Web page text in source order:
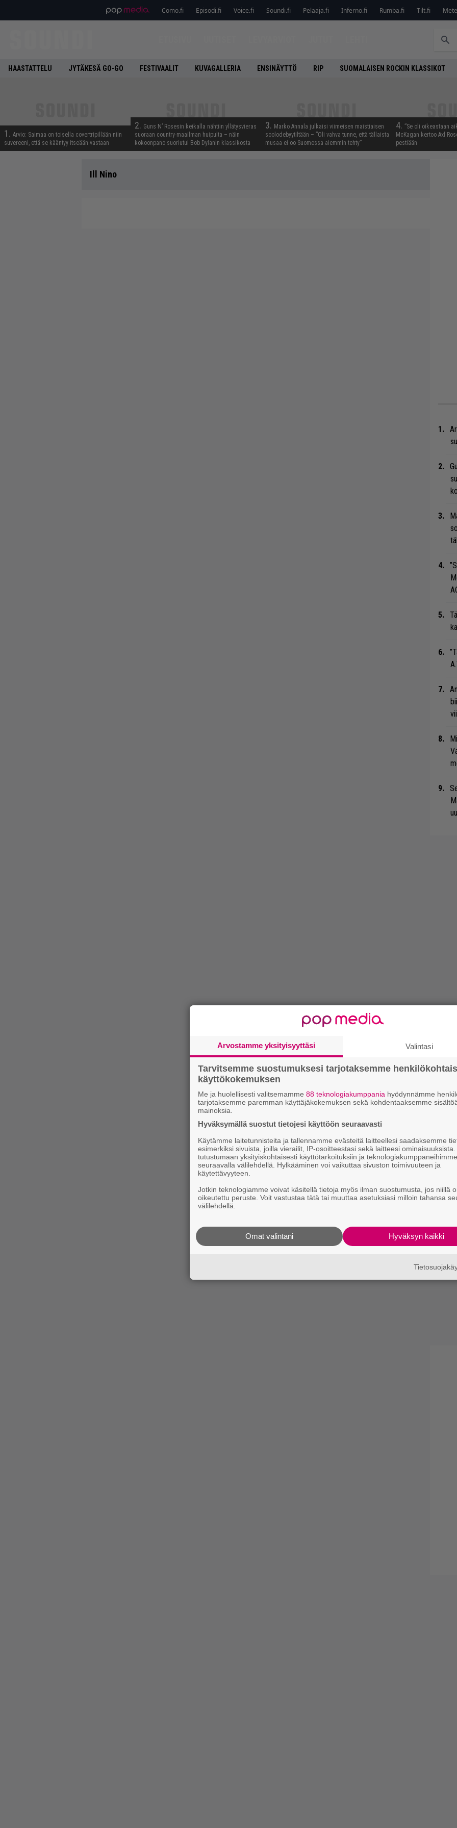
Como.fi Episodi.fi Voice.fi Soundi.fi Pelaaja.fi Inferno.fi Rumba.fi Tilt.fi
HAASTATTELU JYTÄKESÄ GO-GO FESTIVAALIT KUVAGALLERIA ENSINÄYTTÖ RIP SUOMALAISEN ROCKIN KLASSIKOT
1. Arvio: Saimaa on toisella covertripillään niin
suvereeni, että se kääntyy itseään vastaan
2. Guns N’ Rosesin keikalla nähtiin yllätysvieras
suoraan country-maailman huipulta – näin
kokoonpano suoriutui Bob Dylanin klassikosta
3. Marko Annala julkaisi viimeisen maistiaisen
soolodebyytiltään – ”Oli vahva tunne, että tällaista
musaa ei oo Suomessa aiemmin tehty”
4. ”Se oli oikeastaan
McKagan kertoo Axl
pestiään
Ill Nino
Arvostamme yksityisyyttäsi Valintasi
Tarvitsemme suostumuksesi tarjotaksemme
käyttökokemuksen
Me ja huolellisesti valitsemamme 88 teknologiakumppania hyödynnämme
tarjotaksemme paremman käyttäjäkokemuksen sekä kohdentaaksemme
mainoksia.
Hyväksymällä suostut tietojesi käyttöön seuraavasti
Käytämme laitetunnisteita ja tallennamme evästeitä laitteellesi saadaksemme
esimerkiksi sivuista, joilla vierailit, IP-osoitteestasi sekä laitteesi
tutustumaan yksityiskohtaisesti käyttötarkoituksiin ja teknologiakumppaneihimme
seuraavalla välilehdellä. Hylkääminen voi vaikuttaa sivuston toimivuuteen ja
käytettävyyteen.
Jotkin teknologiamme voivat käsitellä tietoja myös ilman suostumusta, jos niillä
oikeutettu peruste. Voit vastustaa tätä tai muuttaa asetuksiasi milloin tahansa
välilehdellä.
Hyväksyn kaikki
Omat valintani